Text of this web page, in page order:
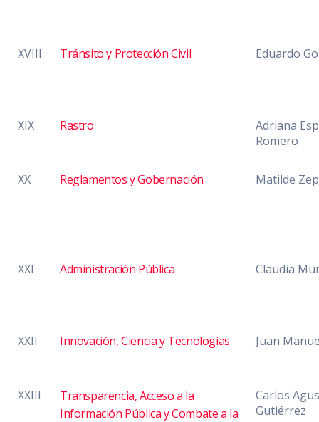
XVIII Tránsito y Protección Civil Eduardo
XIX Rastro
Adriana
Romero
XX Reglamentos y Gobernación Matilde
XXI Administración Pública Claudia
XXII Innovación, Ciencia y Tecnologías Juan
XXIII
Transparencia, Acceso a la
Información Pública y Combate a la
Carlos
Gutiérrez